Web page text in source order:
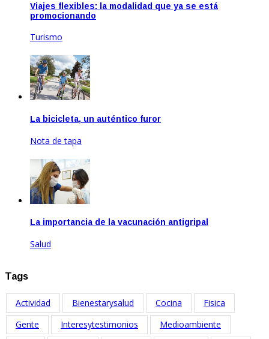
Viajes flexibles: la modalidad que ya se está
promocionando
Turismo
La bicicleta, un auténtico furor
Nota de tapa
La importancia de la vacunación antigripal
Salud
Tags
Actividad Bienestarysalud Cocina
Fisica
Gente
Interesytestimonios
Medioambiente